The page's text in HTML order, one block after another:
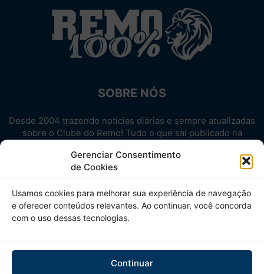
Gerenciar Consentimento
de Cookies
Usamos cookies para melhorar sua experiência de navegação
e oferecer conteúdos relevantes. Ao continuar, você concorda
com o uso dessas tecnologias.
Continuar
SOBRE NÓS
Desde 2004 trazendo notícias diárias e sempre atualizadas
sobre o Clube do Remo! Tudo o que sai publicado na
Aproveite! Site não-oficial.
SIGA-NOS